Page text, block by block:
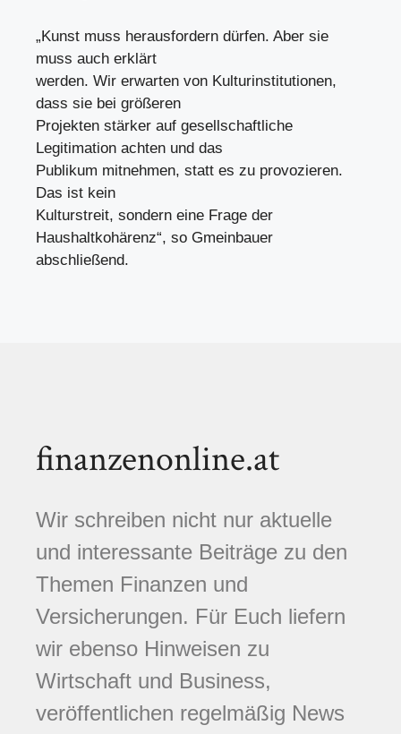
„Kunst muss herausfordern dürfen. Aber sie
muss auch erklärt
werden. Wir erwarten von Kulturinstitutionen,
dass sie bei größeren
Projekten stärker auf gesellschaftliche
Legitimation achten und das
Publikum mitnehmen, statt es zu provozieren.
Das ist kein
Kulturstreit, sondern eine Frage der
Haushaltkohärenz“, so Gmeinbauer
abschließend.
finanzenonline.at
Wir schreiben nicht nur aktuelle
und interessante Beiträge zu den
Themen Finanzen und
Versicherungen. Für Euch liefern
wir ebenso Hinweisen zu
Wirtschaft und Business,
veröffentlichen regelmäßig News